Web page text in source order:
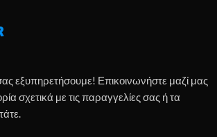
εξυπηρετήσουμε! Επικοινωνήστε μαζί μας
σχετικά με τις παραγγελίες σας ή τα